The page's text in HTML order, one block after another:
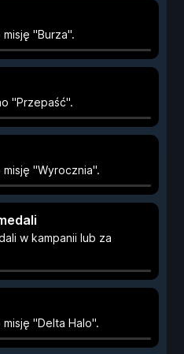
"Burza".
"Przepaść".
"Wyrocznia".
w kampanii lub za
"Delta Halo".